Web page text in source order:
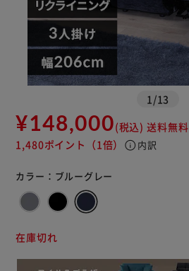
1 /13
¥148,000(税込) 送料無料
1,480ポイント （1倍） info 内訳
カラー： ブルーグレー
在庫切れ